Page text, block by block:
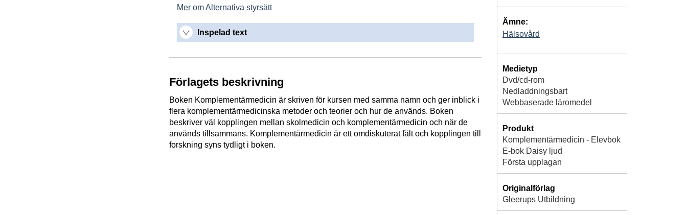
Mer om Alternativa styrsätt
Inspelad text
Förlagets beskrivning
Boken Komplementärmedicin är skriven för kursen med samma namn och ger inblick i
flera komplementärmedicinska metoder och teorier och hur de används. Boken
beskriver väl kopplingen mellan skolmedicin och komplementärmedicin och när de
används tillsammans. Komplementärmedicin är ett omdiskuterat fält och kopplingen till
forskning syns tydligt i boken.
Ämne:
Hälsovård
Medietyp
Dvd/cd-rom
Nedladdningsbart
Webbaserade läromedel
Produkt
Komplementärmedicin - Elevbok
E-bok Daisy ljud
Första upplagan
Originalförlag
Gleerups Utbildning